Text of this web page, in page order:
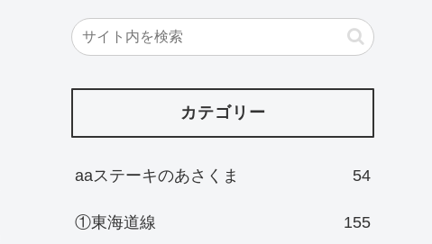
カテゴリー
aaステーキのあさくま 54
①東海道線 155